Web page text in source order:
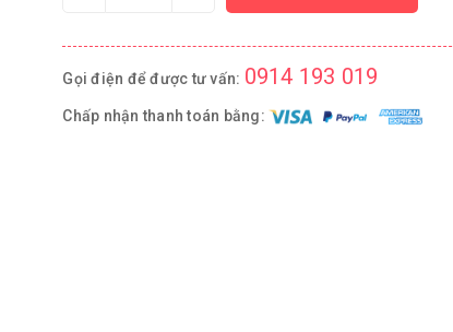
Gọi điện để được tư vấn: 0914 193 019
Chấp nhận thanh toán bằng: